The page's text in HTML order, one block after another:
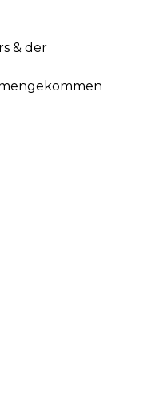
& der